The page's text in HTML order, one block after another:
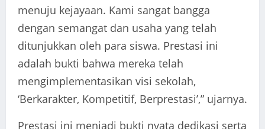
menuju kejayaan. Kami sangat bangga
dengan semangat dan usaha yang telah
ditunjukkan oleh para siswa. Prestasi ini
adalah bukti bahwa mereka telah
mengimplementasikan visi sekolah,
‘Berkarakter, Kompetitif, Berprestasi’,” ujarnya.
Prestasi ini menjadi bukti nyata dedikasi serta